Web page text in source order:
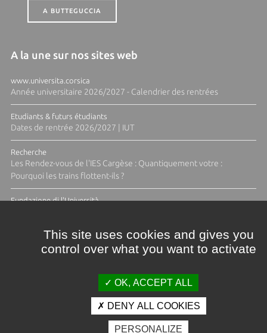
A BUTTEGUCCIA
A la une sur nos sites web
www.universita.corsica
Année universitaire 2026/2027 - Calendrier des rentrées
Etudiants & futurs étudiants
Dates de rentrée 2026/2027 | IUT
Recherche
Les Rendez-vous de l'IES Cargèse : Quantiquement votre :
Pourquoi les trains flottent-ils ?
Fundazione di l'Università
Crédits et mentions légales
This site uses cookies and gives you
control over what you want to activate
OK, ACCEPT ALL
DENY ALL COOKIES
PERSONALIZE